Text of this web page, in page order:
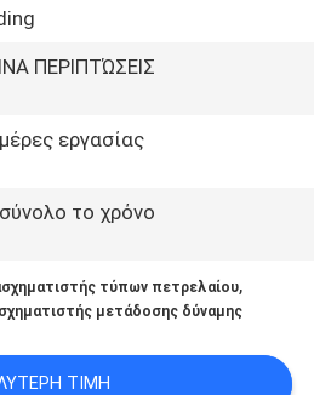
ΠΕΡΙΠΤΏΣΕΙΣ
εργασίας
το χρόνο
τύπων πετρελαίου,
μετάδοσης δύναμης
ΤΙΜΉ